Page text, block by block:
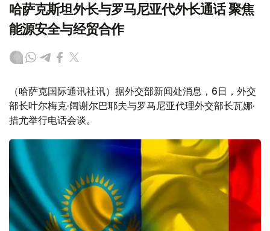
哈萨克斯坦外长与罗马尼亚代外长通话 聚焦
能源安全与经贸合作
（哈萨克国际通讯社讯）据外交部新闻处消息，6日，外交
部长叶尔梅克·阔谢尔巴耶夫与罗马尼亚代理外交部长瓦娜·
措尤举行电话会谈。